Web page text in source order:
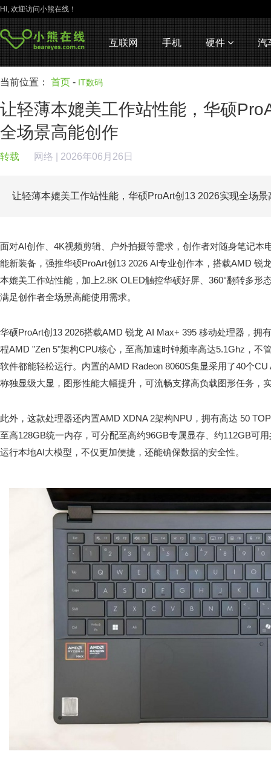
Hi, 欢迎访问小熊在线！
互联网 手机 硬件 汽
当前位置： 首页 - IT数码
让轻薄本媲美工作站性能，华硕
全场景高能创作
转载 网络 | 2026年06月26日
让轻薄本媲美工作站性能，华硕ProArt创13 2026实现全场
面对AI创作、4K视频剪辑、户外拍摄等需求，创作者对随身笔记本
能新装备，强推华硕ProArt创13 2026 AI专业创作本，搭载AMD 锐
本媲美工作站性能，加上2.8K OLED触控华硕好屏、360°翻转多形
满足创作者全场景高能使用需求。
华硕ProArt创13 2026搭载AMD 锐龙 AI Max+ 395 移动处理器，拥
程AMD "Zen 5"架构CPU核心，至高加速时钟频率高达5.1Ghz，不
软件都能轻松运行。内置的AMD Radeon 8060S集显采用了40个
称独显级大显，图形性能大幅提升，可流畅支撑高负载图形任务，
此外，这款处理器还内置AMD XDNA 2架构NPU，拥有高达 50
至高128GB统一内存，可分配至高约96GB专属显存、约112GB可
运行本地AI大模型，不仅更加便捷，还能确保数据的安全性。